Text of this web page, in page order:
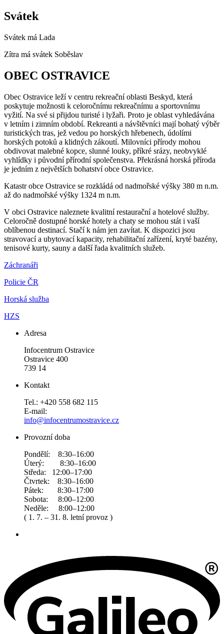
Svátek
Svátek má Lada
Zítra má svátek Soběslav
OBEC OSTRAVICE
Obec Ostravice leží v centru rekreační oblasti Beskyd, která
poskytuje možnosti k celoročnímu rekreačnímu a sportovnímu
vyžití. Na své si přijdou turisté i lyžaři. Proto je oblast vyhledávána
v letním i zimním období. Rekreanti a návštěvníci mají bohatý výběr
turistických tras, jež vedou po horských hřebenech, údolími
horských potoků a klidných zákoutí. Milovníci přírody mohou
obdivovat malebné kopce, slunné louky, příkré srázy, neobvyklé
vyhlídky i původní přírodní společenstva. Překrásná horská příroda
je jedním z největších bohatství obce Ostravice.
Katastr obce Ostravice se rozkládá od nadmořské výšky 380 m n.m.
až do nadmořské výšky 1324 m n.m.
V obci Ostravice naleznete kvalitní restaurační a hotelové služby.
Celoročně dostupné horské hotely a chaty se mohou stát i vaší
oblíbenou destinací. Stačí k nám jen zavítat. K dispozici jsou
stravovací a ubytovací kapacity, rehabilitační zařízení, kryté bazény,
tenisové kurty, sauny a další řada kvalitních služeb.
Záchranáři
Policie ČR
Horská služba
HZS
Adresa
Infocentrum Ostravice
Ostravice 400
739 14
Kontakt
Tel.: +420 558 682 115
E-mail:
info@infocentrumostravice.cz
Provozní doba
Pondělí: 8:30–16:00
Úterý: 8:30–16:00
Středa: 12:00–17:00
Čtvrtek: 8:30–16:00
Pátek: 8:30–17:00
Sobota: 8:00–12:00
Neděle: 8:00–12:00
( 1. 7. – 31. 8. letní provoz )